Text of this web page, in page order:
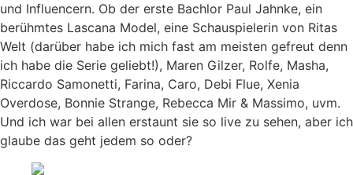
und Influencern. Ob der erste Bachlor Paul Jahnke, ein
berühmtes Lascana Model, eine Schauspielerin von Ritas
Welt (darüber habe ich mich fast am meisten gefreut denn
ich habe die Serie geliebt!), Maren Gilzer, Rolfe, Masha,
Riccardo Samonetti, Farina, Caro, Debi Flue, Xenia
Overdose, Bonnie Strange, Rebecca Mir & Massimo, uvm.
Und ich war bei allen erstaunt sie so live zu sehen, aber ich
glaube das geht jedem so oder?